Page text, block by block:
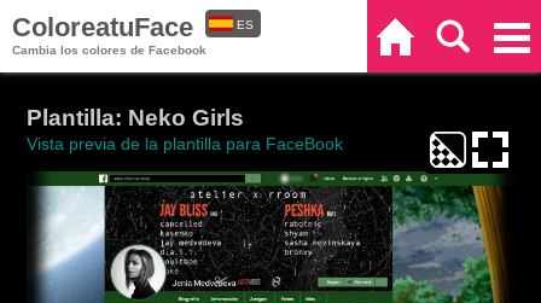
ColoreatuFace
Cambia los colores de Facebook
ES
Plantilla: Neko Girls
Vista previa de la plantilla para FaceBook